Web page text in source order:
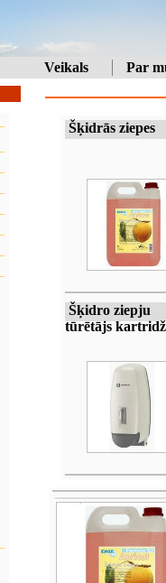
Veikals
Par
Šķidrās ziepes
Šķidro ziepju
tūrētājs